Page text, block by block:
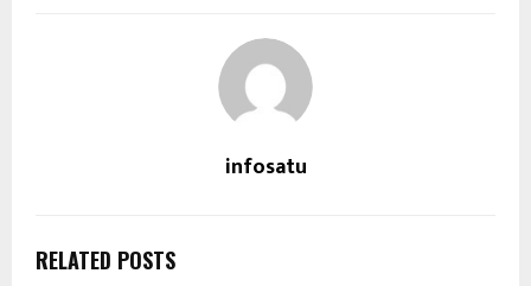
infosatu
RELATED POSTS